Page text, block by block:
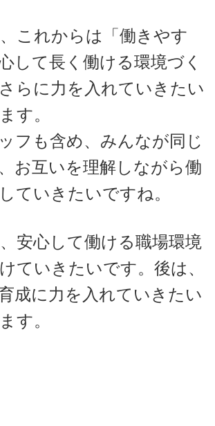
これからは「働きやす
して長く働ける環境づく
らに力を入れていきたい
す。
フも含め、みんなが同じ
お互いを理解しながら働
ていきたいですね。
安心して働ける職場環境
ていきたいです。後は、
成に力を入れていきたい
す。